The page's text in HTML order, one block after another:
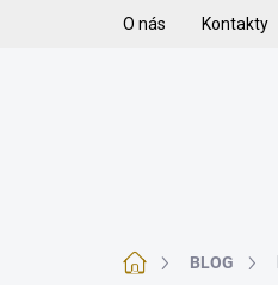
O nás Kontakty
Domů BLOG